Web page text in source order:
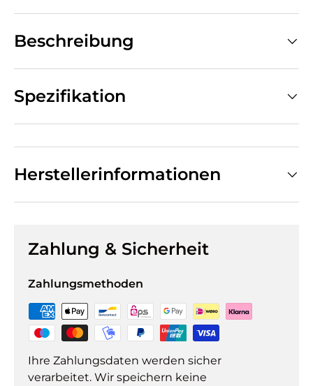
Beschreibung
Spezifikation
Herstellerinformationen
Zahlung & Sicherheit
Zahlungsmethoden
Ihre Zahlungsdaten werden sicher
verarbeitet. Wir speichern keine